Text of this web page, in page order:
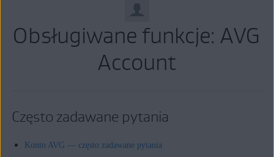
Obsługiwane funkcje: AVG
Account
Często zadawane pytania
Konto AVG — często zadawane pytania